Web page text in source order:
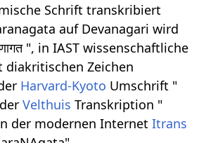
Schrift transkribiert
auf Devanagari wird
", in IAST wissenschaftliche
Zeichen
Harvard-Kyoto Umschrift "
Velthuis Transkription "
der modernen InternetItrans